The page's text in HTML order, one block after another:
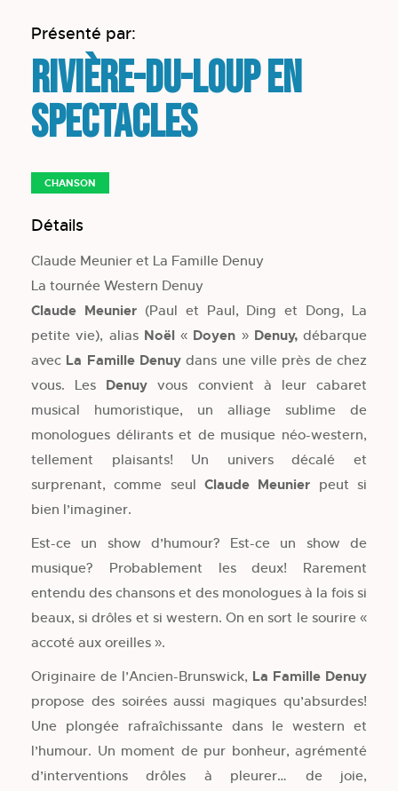
Présenté par:
Rivière-du-Loup en
spectacles
CHANSON
Détails
Claude Meunier et La Famille Denuy
La tournée Western Denuy
Claude Meunier(Paul et Paul, Ding et Dong, La
petite vie), alias Noël « Doyen » Denuy,débarque
avec La Famille Denuydans une ville près de chez
vous. Les Denuyvous convient à leur cabaret
musical humoristique, un alliage sublime de
monologues délirants et de musique néo-western,
tellement plaisants! Un univers décalé et
surprenant, comme seul Claude Meunier peut si
bien l’imaginer.
Est-ce un show d’humour? Est-ce un show de
musique? Probablement les deux! Rarement
entendu des chansons et des monologues à la fois si
beaux, si drôles et si western. On en sort le sourire «
accoté aux oreilles ».
Originaire de l’Ancien-Brunswick, La Famille Denuy
propose des soirées aussi magiques qu’absurdes!
Une plongée rafraîchissante dans le western et
l’humour. Un moment de pur bonheur, agrémenté
d’interventions drôles à pleurer… de joie,